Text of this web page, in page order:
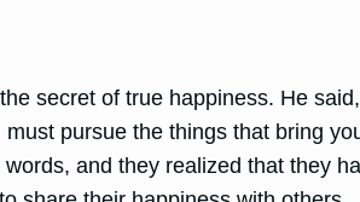
secret of true happiness. He
pursue the things that bring
words, and they realized that they